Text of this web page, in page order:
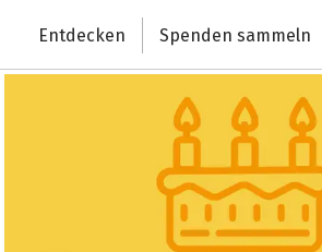
Deutschlands größte Spendenplattform
Entdecken Spenden sammeln